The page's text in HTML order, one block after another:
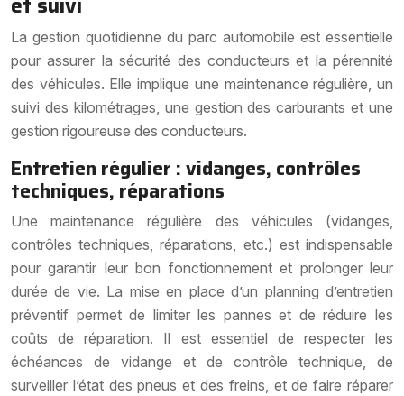
La gestion quotidienne du parc automobile est essentielle
pour assurer la sécurité des conducteurs et la pérennité
des véhicules. Elle implique une maintenance régulière, un
suivi des kilométrages, une gestion des carburants et une
gestion rigoureuse des conducteurs.
Entretien régulier : vidanges, contrôles
techniques, réparations
Une maintenance régulière des véhicules (vidanges,
contrôles techniques, réparations, etc.) est indispensable
pour garantir leur bon fonctionnement et prolonger leur
durée de vie. La mise en place d’un planning d’entretien
préventif permet de limiter les pannes et de réduire les
coûts de réparation. Il est essentiel de respecter les
échéances de vidange et de contrôle technique, de
surveiller l’état des pneus et des freins, et de faire réparer